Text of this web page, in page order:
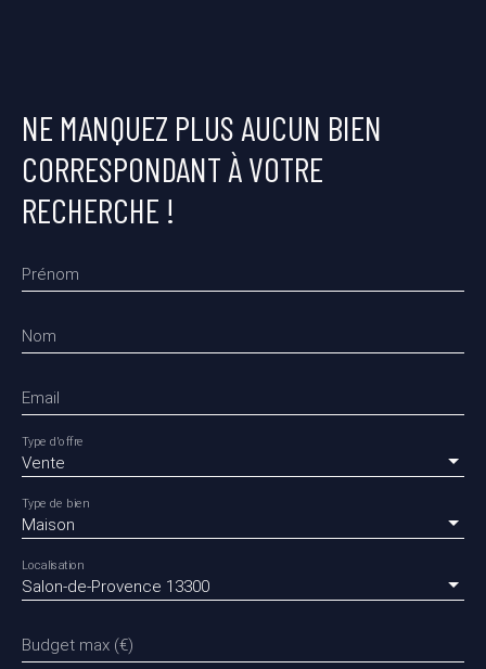
NE MANQUEZ PLUS AUCUN BIEN
CORRESPONDANT À VOTRE
RECHERCHE !
Prénom
Nom
Email
Vente
Type d'offre
Maison
Type de bien
Salon-de-Provence 13300
Localisation
Budget max (€)